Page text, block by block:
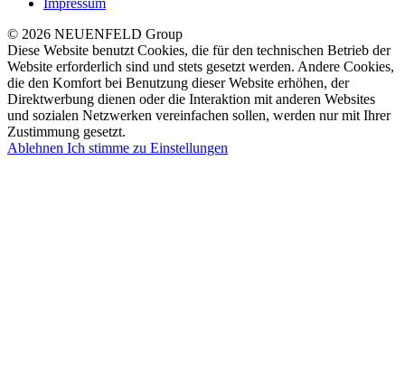
© 2026 NEUENFELD Group
Diese Website benutzt Cookies, die für den technischen Betrieb der
Website erforderlich sind und stets gesetzt werden. Andere Cookies,
die den Komfort bei Benutzung dieser Website erhöhen, der
Direktwerbung dienen oder die Interaktion mit anderen Websites
und sozialen Netzwerken vereinfachen sollen, werden nur mit Ihrer
Zustimmung gesetzt.
Ablehnen Ich stimme zu Einstellungen